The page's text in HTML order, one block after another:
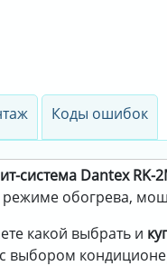
Коды ошибок
система Dantex RK-
обогрева,
какой выбрать и
выбором